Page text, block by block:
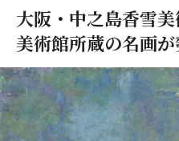
大阪・中之島香雪
美術館所蔵の名画が